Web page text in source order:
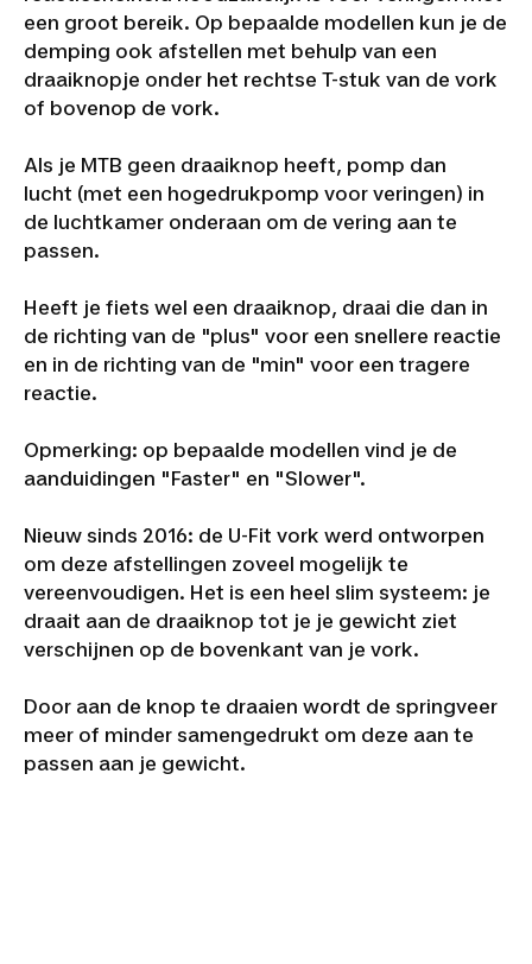
een groot bereik. Op bepaalde modellen kun je de
demping ook afstellen met behulp van een
draaiknopje onder het rechtse T-stuk van de vork
of bovenop de vork.
Als je MTB geen draaiknop heeft, pomp dan
lucht (met een hogedrukpomp voor veringen) in
de luchtkamer onderaan om de vering aan te
passen.
Heeft je fiets wel een draaiknop, draai die dan in
de richting van de "plus" voor een snellere reactie
en in de richting van de "min" voor een tragere
reactie.
Opmerking: op bepaalde modellen vind je de
aanduidingen "Faster" en "Slower".
Nieuw sinds 2016: de U-Fit vork werd ontworpen
om deze afstellingen zoveel mogelijk te
vereenvoudigen. Het is een heel slim systeem: je
draait aan de draaiknop tot je je gewicht ziet
verschijnen op de bovenkant van je vork.
Door aan de knop te draaien wordt de springveer
meer of minder samengedrukt om deze aan te
passen aan je gewicht.